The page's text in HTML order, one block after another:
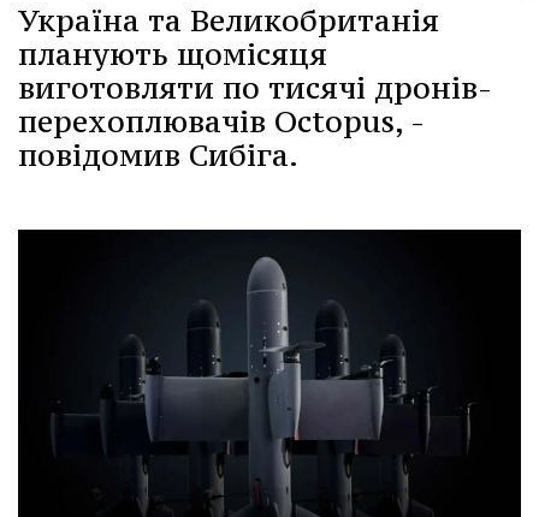
Україна та Великобританія
планують щомісяця
виготовляти по тисячі дронів-
перехоплювачів Octopus, -
повідомив Сибіга.